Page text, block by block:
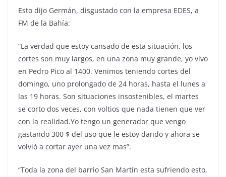
Esto dijo Germán, disgustado con la empresa EDES, a
FM de la Bahía:
“La verdad que estoy cansado de esta situación, los
cortes son muy largos, en una zona muy grande, yo vivo
en Pedro Pico al 1400. Venimos teniendo cortes del
domingo, uno prolongado de 24 horas, hasta el lunes a
las 19 horas. Son situaciones insostenibles, el martes
se corto dos veces, con voltios que nada tienen que ver
con la realidad.Yo tengo un generador que vengo
gastando 300 $ del uso que le estoy dando y ahora se
volvió a cortar ayer una vez mas”.
“Toda la zona del barrio San Martín esta sufriendo esto,